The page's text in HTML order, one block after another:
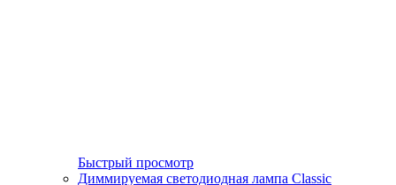
Быстрый просмотр
Диммируемая светодиодная лампа Classic